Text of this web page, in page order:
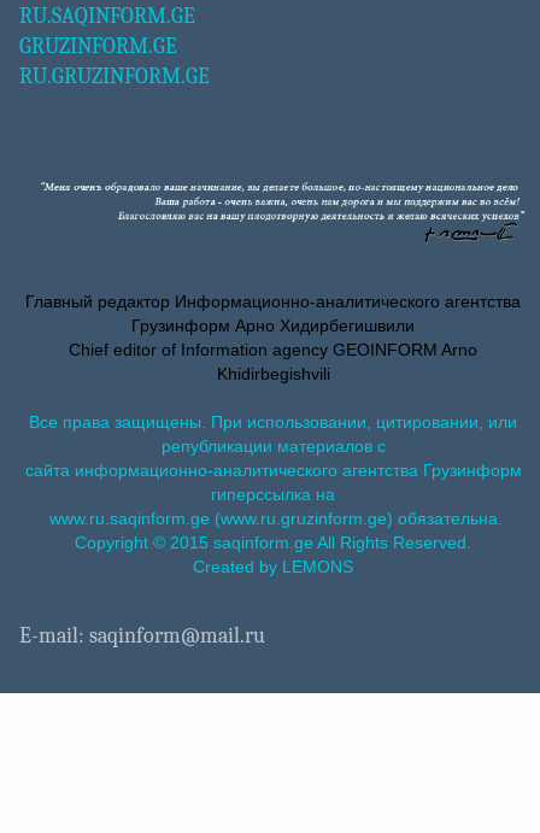
RU.SAQINFORM.GE
GRUZINFORM.GE
RU.GRUZINFORM.GE
Главный редактор Информационно-аналитического агентства
Грузинформ Арно Хидирбегишвили
Chief editor of Information agency GEOINFORM Arno
Khidirbegishvili
Все права защищены. При использовании, цитировании, или
републикации материалов с
сайта информационно-аналитического агентства Грузинформ
гиперссылка на
www.ru.saqinform.ge (www.ru.gruzinform.ge) обязательна.
Copyright © 2015 saqinform.ge All Rights Reserved.
Created by LEMONS
E-mail: saqinform@mail.ru